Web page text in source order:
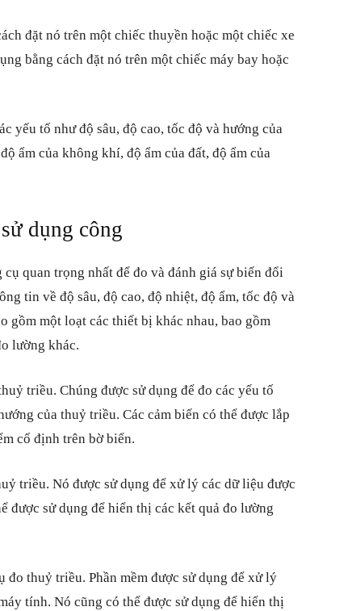
đặt nó trên một chiếc thuyền hoặc một chiếc xe
bằng cách đặt nó trên một chiếc máy bay hoặc
yếu tố như độ sâu, độ cao, tốc độ và hướng của
ẩm của không khí, độ ẩm của đất, độ ẩm của
dụng công
quan trọng nhất để đo và đánh giá sự biến đổi
tin về độ sâu, độ cao, độ nhiệt, độ ẩm, tốc độ và
gồm một loạt các thiết bị khác nhau, bao gồm
lường khác.
triều. Chúng được sử dụng để đo các yếu tố
của thuỷ triều. Các cảm biến có thể được lắp
cố định trên bờ biển.
triều. Nó được sử dụng để xử lý các dữ liệu được
được sử dụng để hiển thị các kết quả đo lường
đo thuỷ triều. Phần mềm được sử dụng để xử lý
tính. Nó cũng có thể được sử dụng để hiển thị